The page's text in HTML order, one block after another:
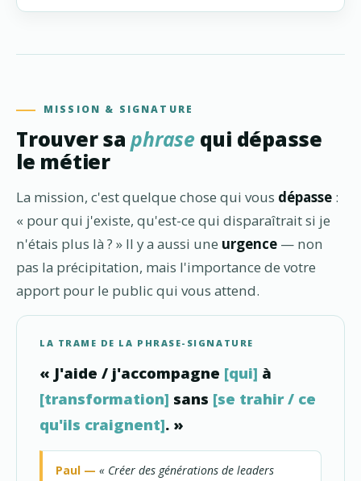
MISSION & SIGNATURE
Trouver saphrasequi dépasse
le métier
La mission, c'est quelque chose qui vous dépasse :
« pour qui j'existe, qu'est-ce qui disparaîtrait si je
n'étais plus là ? » Il y a aussi une urgence — non
pas la précipitation, mais l'importance de votre
apport pour le public qui vous attend.
LA TRAME DE LA PHRASE-SIGNATURE
« J'aide / j'accompagne [qui] à
[transformation] sans [se trahir / ce
qu'ils craignent]. »
Paul — « Créer des générations de leaders